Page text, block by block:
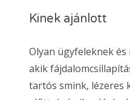
Kinek ajánlott
Olyan ügyfeleknek
akik
tartós smink, lézeres